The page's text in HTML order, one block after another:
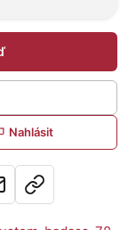
Nahlásit